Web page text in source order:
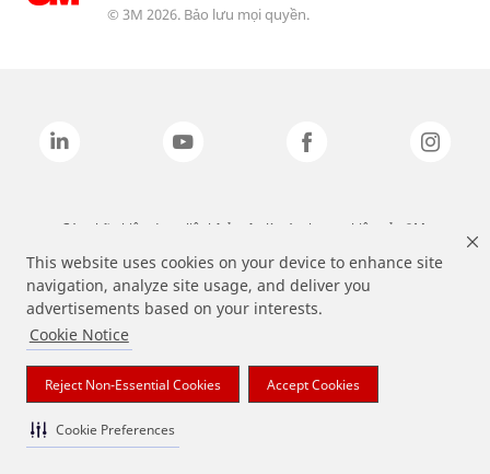
This website uses cookies on your device to enhance site
navigation, analyze site usage, and deliver you
advertisements based on your interests.
Cookie Notice
Reject Non-Essential Cookies Accept Cookies
Cookie Preferences
© 3M 2026. Bảo lưu mọi quyền.
Các nhãn hiệu được liệt kê ở trên là các thương hiệu của 3M.